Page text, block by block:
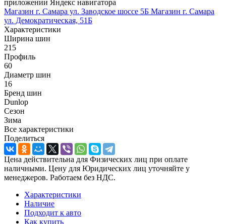
приложении Яндекс навигатора
Магазин г. Самара ул. Заводское шоссе 5Б Магазин г. Самара
ул. Демократическая, 51Б
Характеристики
Ширина шин
215
Профиль
60
Диаметр шин
16
Бренд шин
Dunlop
Сезон
Зима
Все характеристики
Поделиться
Цена действительна для Физических лиц при оплате
наличными. Цену для Юридических лиц уточняйте у
менеджеров. Работаем без НДС.
Характеристики
Наличие
Подходит к авто
Как купить